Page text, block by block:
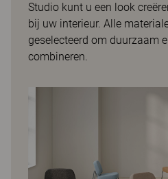
Studio kunt u een look
bij uw interieur. Alle
geselecteerd om duurzaam
combineren.